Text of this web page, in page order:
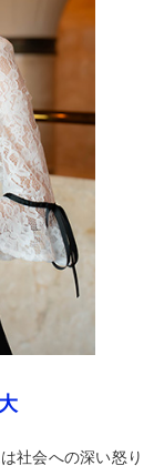
社会への深い怒り